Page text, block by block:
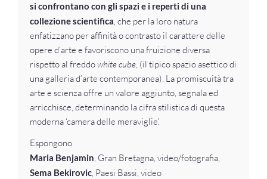
si confrontano con gli spazi e i reperti di una
collezione scientifica, che per la loro natura
enfatizzano per affinità o contrasto il carattere delle
opere d’arte e favoriscono una fruizione diversa
rispetto al freddowhite cube, (il tipico spazio asettico di
una galleria d’arte contemporanea). La promiscuità tra
arte e scienza offre un valore aggiunto, segnala ed
arricchisce, determinando la cifra stilistica di questa
moderna ‘camera delle meraviglie’.
Espongono
Maria Benjamin, Gran Bretagna, video/fotografia,
Sema Bekirovic, Paesi Bassi, video